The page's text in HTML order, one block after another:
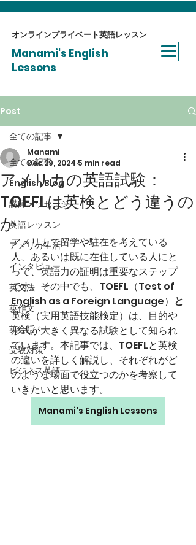
オンラインプライベート​英語レッスン
Manami's English
Lessons
Post
全ての記事
English Blog
講師メッセージ
英語レッスン
アメリカ生活
インタビュー
英文法
英作文
英会話
受験対策
ビジネス英語
全ての記事
アメリカの英語試験：
TOEFLは英検とどう違うの
か
Manami
Dec 29, 2024 5 min read
アメリカで留学や駐在を考えている
人、あるいは既に在住している人にと
って、英語力の証明は重要なステップ
です。その中でも、TOEFL（Test of
English as a Foreign Language） と
英検（実用英語技能検定）は、目的や
形式が大きく異なる試験として知られ
ています。本記事では、TOEFLと英検
の違いを詳しく解説し、それぞれがど
のような場面で役立つのかを考察して
いきたいと思います。
Manami's English Lessons